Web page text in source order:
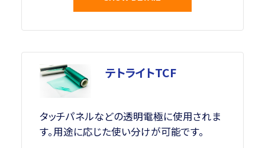
テトライトTCF
タッチパネルなどの透明電極に使用されま
す。用途に応じた使い分けが可能です。